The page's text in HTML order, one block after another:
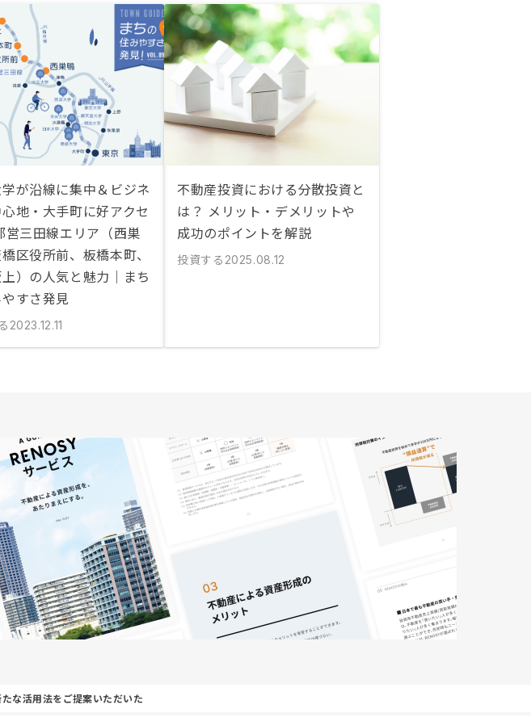
が沿線に集中＆ビジネ
地・大手町に好アクセ
営三田線エリア（西巣
区役所前、板橋本町、
）の人気と魅力｜まち
すさ発見
2023.12.11
不動産投資における分散投資と
は？ メリット・デメリットや
成功のポイントを解説
投資する 2025.08.12
な活用法をご提案いただいた